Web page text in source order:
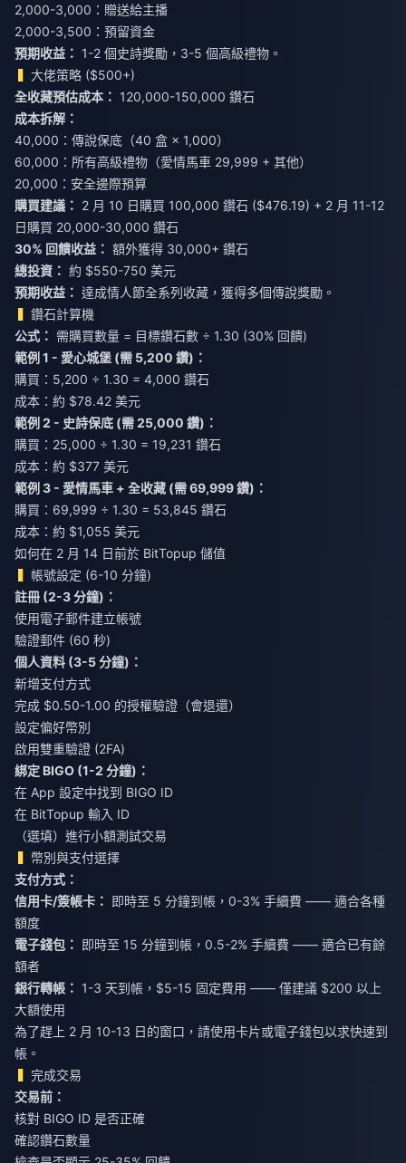
2,000-3,000：贈送給主播
2,000-3,500：預留資金
預期收益： 1-2 個史詩獎勵，3-5 個高級禮物。
大佬策略 ($500+)
全收藏預估成本： 120,000-150,000 鑽石
成本拆解：
40,000：傳說保底（40 盒 × 1,000）
60,000：所有高級禮物（愛情馬車 29,999 + 其他）
20,000：安全邊際預算
購買建議： 2 月 10 日購買 100,000 鑽石 ($476.19) + 2 月 11-12
30% 回饋收益：
總投資： 約 $550-750 美元
預期收益： 達成情人節全系列收藏，獲得多個傳說獎勵。
鑽石計算機
公式： 需購買數量 = 目標鑽石數 ÷ 1.30 (30% 回饋)
範例 1 - 愛心城堡 (需 5,200 鑽)：
購買：5,200 ÷ 1.30 = 4,000 鑽石
成本：約 $78.42 美元
範例 2 - 史詩保底 (需 25,000 鑽)：
購買：25,000 ÷ 1.30 = 19,231 鑽石
成本：約 $377 美元
範例 3 - 愛情馬車 + 全收藏 (需 69,999 鑽)：
購買：69,999 ÷ 1.30 = 53,845 鑽石
成本：約 $1,055 美元
如何在 2 月 14 日前於 BitTopup 儲值
帳號設定 (6-10 分鐘)
註冊 (2-3 分鐘)：
使用電子郵件建立帳號
驗證郵件 (60 秒)
個人資料 (3-5 分鐘)：
新增支付方式
完成 $0.50-1.00 的授權驗證（會退還）
設定偏好幣別
啟用雙重驗證 (2FA)
綁定 BIGO (1-2 分鐘)：
在 App 設定中找到 BIGO ID
在 BitTopup 輸入 ID
（選填）進行小額測試交易
幣別與支付選擇
支付方式：
信用卡/簽帳卡： 即時至 5 分鐘到帳，0-3% 手續費 —— 適合各種
額度
電子錢包： 即時至 15 分鐘到帳，0.5-2% 手續費 —— 適合已有餘
額者
銀行轉帳： 1-3 天到帳，$5-15 固定費用 —— 僅建議 $200 以上
大額使用
為了趕上 2 月 10-13 日的窗口，請使用卡片或電子錢包以求快速到
帳。
完成交易
交易前：
核對 BIGO ID 是否正確
確認鑽石數量